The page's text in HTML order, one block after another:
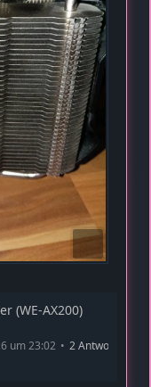
(WE-AX200)
um 23:02 2 Antworten